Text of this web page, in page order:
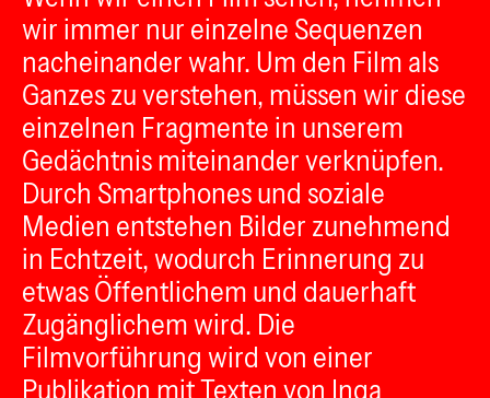
wir immer nur einzelne Sequenzen
nacheinander wahr. Um den Film als
Ganzes zu verstehen, müssen wir diese
einzelnen Fragmente in unserem
Gedächtnis miteinander verknüpfen.
Durch Smartphones und soziale
Medien entstehen Bilder zunehmend
in Echtzeit, wodurch Erinnerung zu
etwas Öffentlichem und dauerhaft
Zugänglichem wird. Die
Filmvorführung wird von einer
Publikation mit Texten von Inga